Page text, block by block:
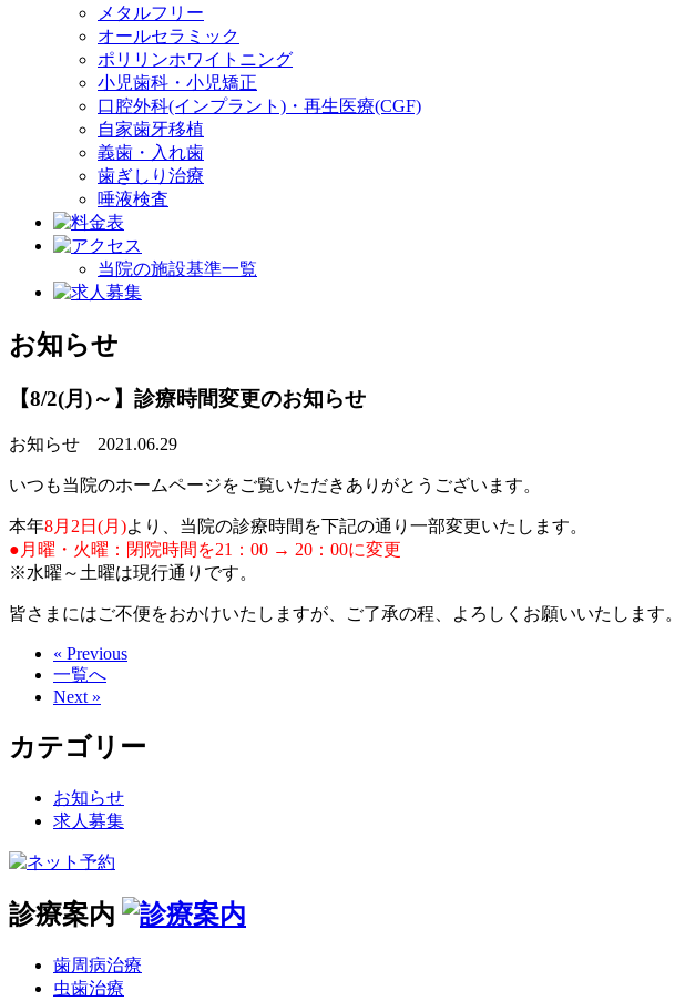
メタルフリー
オールセラミック
ポリリンホワイトニング
小児歯科・小児矯正
口腔外科(インプラント)・再生医療(CGF)
自家歯牙移植
義歯・入れ歯
歯ぎしり治療
唾液検査
当院の施設基準一覧
お知らせ
【8/2(月)～】診療時間変更のお知らせ
お知らせ 2021.06.29
いつも当院のホームページをご覧いただきありがとうございます。
本年8月2日(月)より、当院の診療時間を下記の通り一部変更いたします。
●月曜・火曜：閉院時間を21：00 → 20：00に変更
※水曜～土曜は現行通りです。
皆さまにはご不便をおかけいたしますが、ご了承の程、よろしくお願いいたします。
« Previous
一覧へ
Next »
カテゴリー
お知らせ
求人募集
診療案内
歯周病治療
虫歯治療